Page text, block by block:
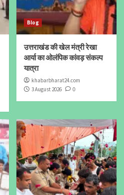
Blog
उत्तराखंड की खेल मंत्री रेखा
आर्या का ओलंपिक कांवड़ संकल्प
यात्रा
khabarbharat24.com
3 August 2026
0